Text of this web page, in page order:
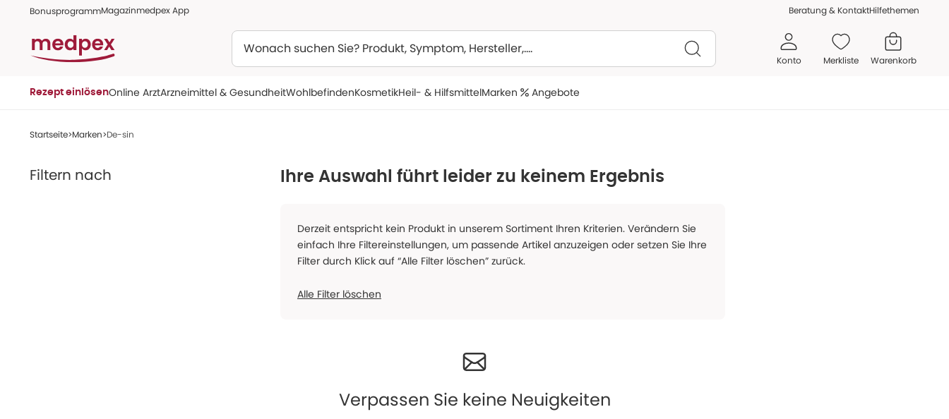
BonusprogrammMagazinmedpex App Beratung & KontaktHilfethemen
Konto Merkliste Warenkorb
Rezept einlösenOnline ArztArzneimittel & GesundheitWohlbefindenKosmetikHeil- & HilfsmittelMarken Angebote
Startseite Marken De-sin
Filtern nach Ihre Auswahl führt leider zu keinem Ergebnis
Derzeit entspricht kein Produkt in unserem Sortiment Ihren Kriterien. Verändern Sie
einfach Ihre Filtereinstellungen, um passende Artikel anzuzeigen oder setzen Sie Ihre
Filter durch Klick auf “Alle Filter löschen” zurück.
Alle Filter löschen
Verpassen Sie keine Neuigkeiten